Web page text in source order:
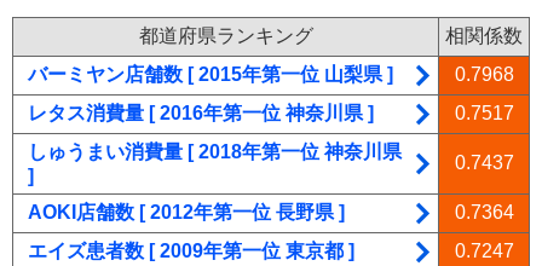
都道府県ランキング
相関係数
バーミヤン店舗数 [ 2015年第一位 山梨県 ]
0.7968
レタス消費量 [ 2016年第一位 神奈川県 ]
0.7517
しゅうまい消費量 [ 2018年第一位 神奈川県
]
0.7437
AOKI店舗数 [ 2012年第一位 長野県 ]
0.7364
エイズ患者数 [ 2009年第一位 東京都 ]
0.7247